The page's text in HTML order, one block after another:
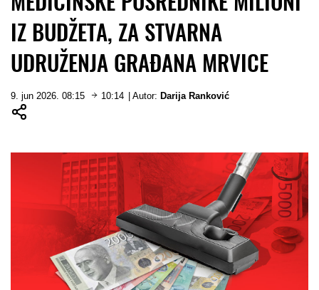
IZ BUDŽETA, ZA STVARNA
UDRUŽENJA GRAĐANA MRVICE
9. jun 2026. 08:15 10:14 | Autor: Darija Ranković